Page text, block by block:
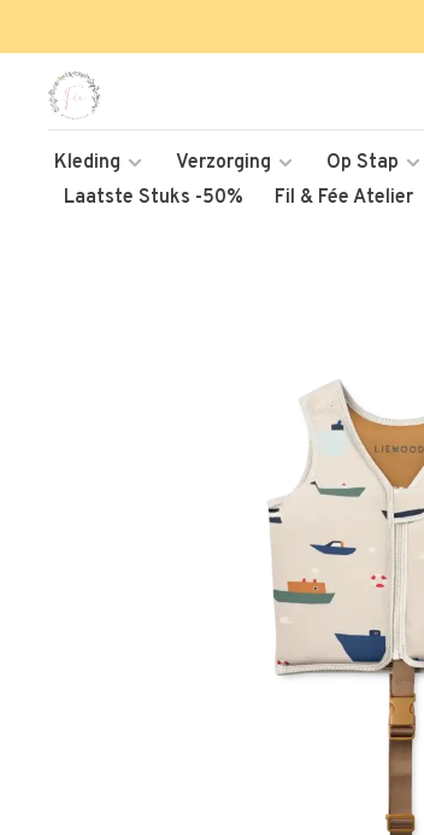
Kleding Verzorging Op Stap
Laatste Stuks -50%
Fil & Fée Atelier